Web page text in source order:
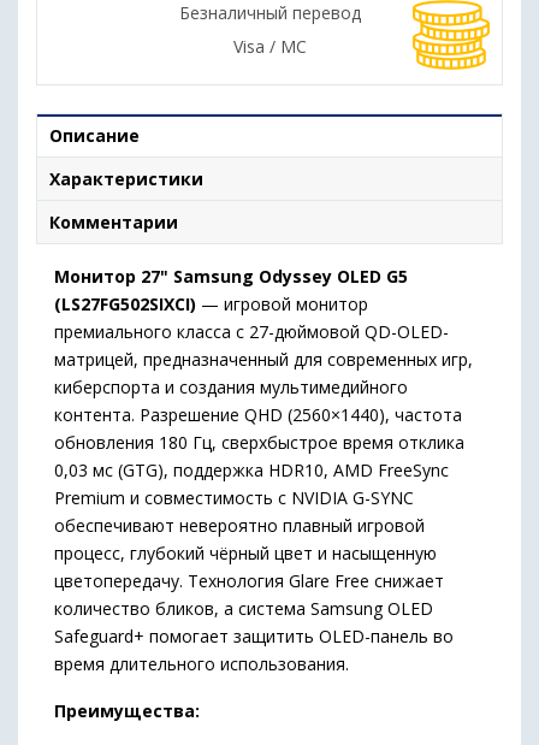
Безналичный перевод
Visa / MC
Описание
Характеристики
Комментарии
Монитор 27" Samsung Odyssey OLED G5
(LS27FG502SIXCI) — игровой монитор
премиального класса с 27-дюймовой QD-OLED-
матрицей, предназначенный для современных игр,
киберспорта и создания мультимедийного
контента. Разрешение QHD (2560×1440), частота
обновления 180 Гц, сверхбыстрое время отклика
0,03 мс (GTG), поддержка HDR10, AMD FreeSync
Premium и совместимость с NVIDIA G-SYNC
обеспечивают невероятно плавный игровой
процесс, глубокий чёрный цвет и насыщенную
цветопередачу. Технология Glare Free снижает
количество бликов, а система Samsung OLED
Safeguard+ помогает защитить OLED-панель во
время длительного использования.
Преимущества: